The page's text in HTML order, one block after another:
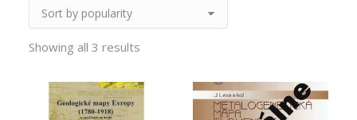
Showing all 3 results